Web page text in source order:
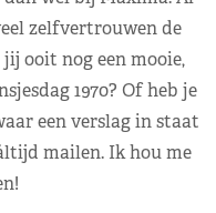
zelfvertrouwen de
ooit nog een mooie,
1970? Of heb je
een verslag in staat
mailen. Ik hou me